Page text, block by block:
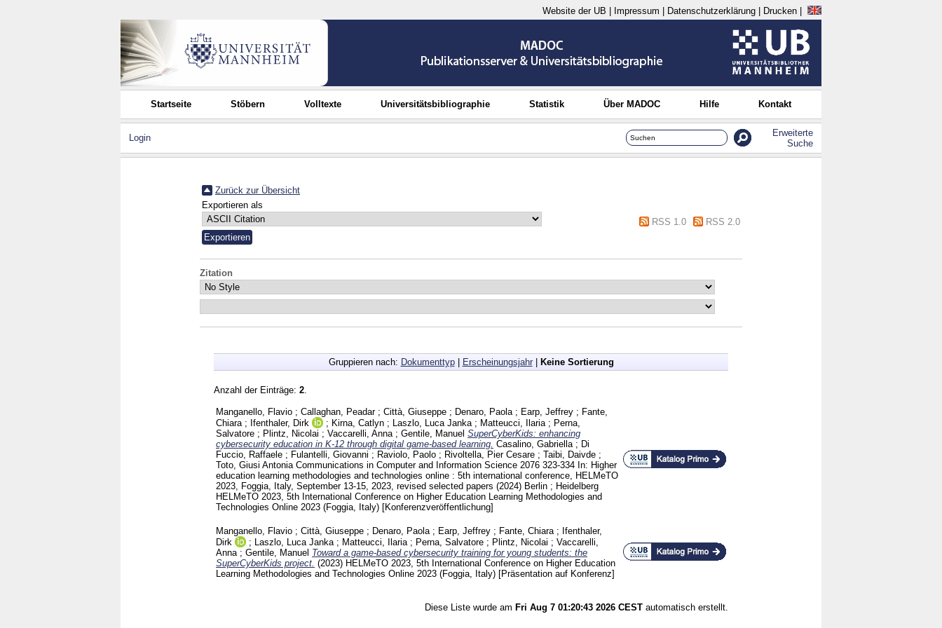
Website der UB Impressum Datenschutzerklärung Drucken
Startseite Stöbern Volltexte Universitätsbibliographie Statistik Über MADOC Hilfe Kontakt
Login
Erweiterte
Suche
Zurück zur Übersicht
Exportieren als
RSS 1.0
RSS 2.0
Zitation
Gruppieren nach: Dokumenttyp| Erscheinungsjahr| Keine Sortierung
Anzahl der Einträge: 2
Manganello, Flavio ; Callaghan, Peadar; Città, Giuseppe ; Denaro, Paola ; Earp, Jeffrey ; Fante,
Chiara ; Ifenthaler, Dirk ; Kirna, Catlyn ; Laszlo, Luca Janka ; Matteucci, Ilaria ; Perna,
Salvatore ; Plintz, Nicolai ; Vaccarelli, Anna ; Gentile, Manuel SuperCyberKids: enhancing
cybersecurity education in K-12 through digital game-based learning. Casalino, Gabriella ; Di
Fuccio, Raffaele ; Fulantelli, Giovanni ; Raviolo, Paolo ; Rivoltella, Pier Cesare ; Taibi, Daivde ;
Toto, Giusi Antonia Communications in Computer and Information Science 2076 323-334 In: Higher
education learning methodologies and technologies online : 5th international conference, HELMeTO
2023, Foggia, Italy, September 13-15, 2023, revised selected papers (2024) Berlin ; Heidelberg
HELMeTO 2023, 5th International Conference on Higher Education Learning Methodologies and
Technologies Online 2023 (Foggia, Italy) [Konferenzveröffentlichung]
Manganello, Flavio ; Città, Giuseppe ; Denaro, Paola ; Earp, Jeffrey ; Fante, Chiara ; Ifenthaler,
Dirk
; Laszlo, Luca Janka ; Matteucci, Ilaria ; Perna, Salvatore ; Plintz, Nicolai ; Vaccarelli,
Anna ; Gentile, Manuel Toward a game-based cybersecurity training for young students: the
SuperCyberKids project. (2023) HELMeTO 2023, 5th International Conference on Higher Education
Learning Methodologies and Technologies Online 2023 (Foggia, Italy) [Präsentation auf Konferenz]
Diese Liste wurde am Fri Aug 7 01:20:43 2026 CEST automatisch erstellt.